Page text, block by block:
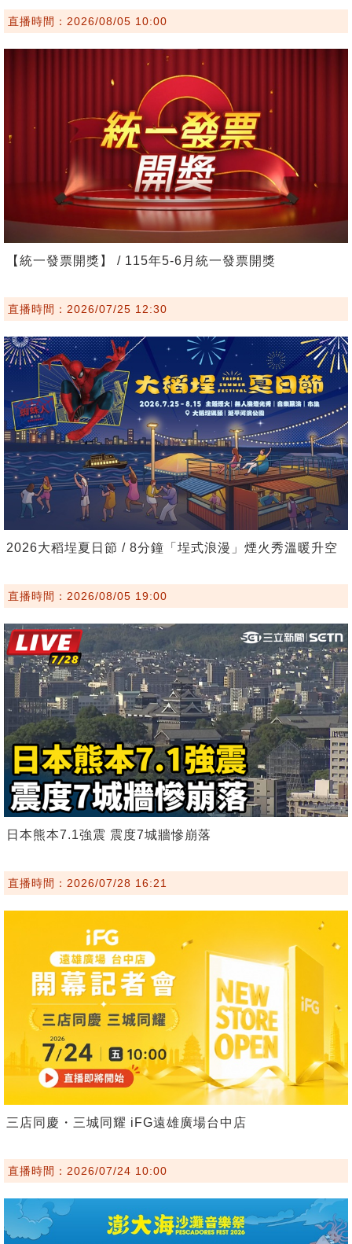
直播時間：2026/08/05 10:00
【統一發票開獎】 / 115年5-6月統一發票開獎
直播時間：2026/07/25 12:30
2026大稻埕夏日節 / 8分鐘「埕式浪漫」煙火秀溫暖升空
直播時間：2026/08/05 19:00
日本熊本7.1強震 震度7城牆慘崩落
直播時間：2026/07/28 16:21
三店同慶・三城同耀 iFG遠雄廣場台中店
直播時間：2026/07/24 10:00